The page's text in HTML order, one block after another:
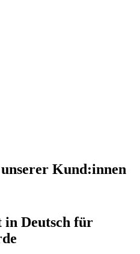
Kund:innen
in Deutsch für